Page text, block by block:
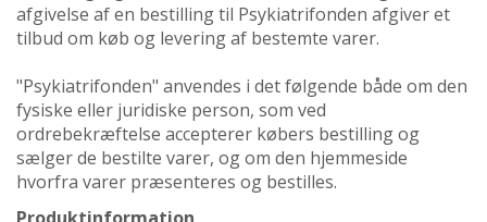
afgivelse af en bestilling til Psykiatrifonden afgiver et
tilbud om køb og levering af bestemte varer.
"Psykiatrifonden" anvendes i det følgende både om den
fysiske eller juridiske person, som ved
ordrebekræftelse accepterer købers bestilling og
sælger de bestilte varer, og om den hjemmeside
hvorfra varer præsenteres og bestilles.